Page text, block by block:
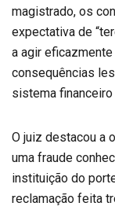
magistrado, os
expectativa de
a agir
consequências
sistema financeiro
O juiz destacou a
uma fraude
instituição do
reclamação feita